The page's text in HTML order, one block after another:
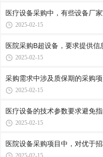
医疗设备采购中，有些设备厂
2025-02-15
医院采购B超设备，要求提供
2025-02-15
采购需求中涉及质保期的采购
2025-02-15
医疗设备的技术参数要求避免
2025-02-15
医院设备采购项目中，对优于
2025-02-15